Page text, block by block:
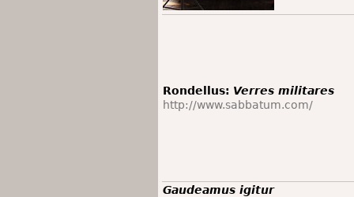
Rondellus: Verres militares
http://www.sabbatum.com/
Gaudeamus igitur